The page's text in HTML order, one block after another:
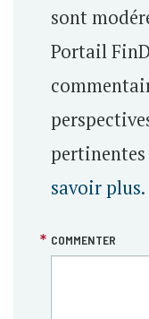
sont
Portail
savoir plus.
COMMENTER